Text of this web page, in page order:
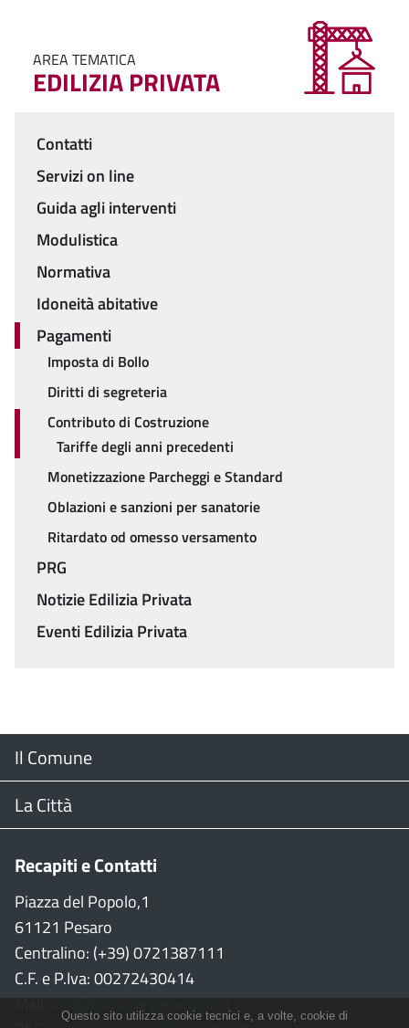
AREA TEMATICA
EDILIZIA PRIVATA
Menu
Contatti
Servizi on line
Guida agli interventi
Modulistica
Normativa
Idoneità abitative
Pagamenti
Imposta di Bollo
Diritti di segreteria
Contributo di Costruzione
Tariffe degli anni precedenti
Monetizzazione Parcheggi e Standard
Oblazioni e sanzioni per sanatorie
Ritardato od omesso versamento
PRG
Notizie Edilizia Privata
Eventi Edilizia Privata
Menu
Footer
Il Comune
Il Sindaco
Consiglio Comunale
CON
Garante persone con disabilità
La Città
Stradario
WiFi
Città della Musica
Recapiti e Contatti
Piazza del Popolo,1
61121 Pesaro
Centralino: (+39) 0721387111
C.F. e P.Iva: 00272430414
Mail:urp@comune.pesaro.pu.it
Questo sito utilizza cookie tecnici e, a volte, cookie di